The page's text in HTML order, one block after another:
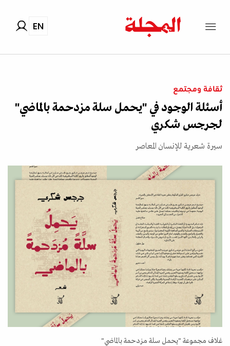
EN
ثقافة ومجتمع
أسئلة الوجود في "يحمل سلة مزدحمة بالماضي"
لجرجس شكري
سيرة شعرية للإنسان المعاصر
غلاف مجموعة "يحمل سلة مزدحمة بالماضي"